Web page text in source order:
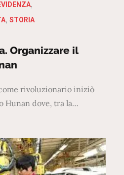
STORIA
Organizzare il
rivoluzionario iniziò
Hunan dove, tra la…